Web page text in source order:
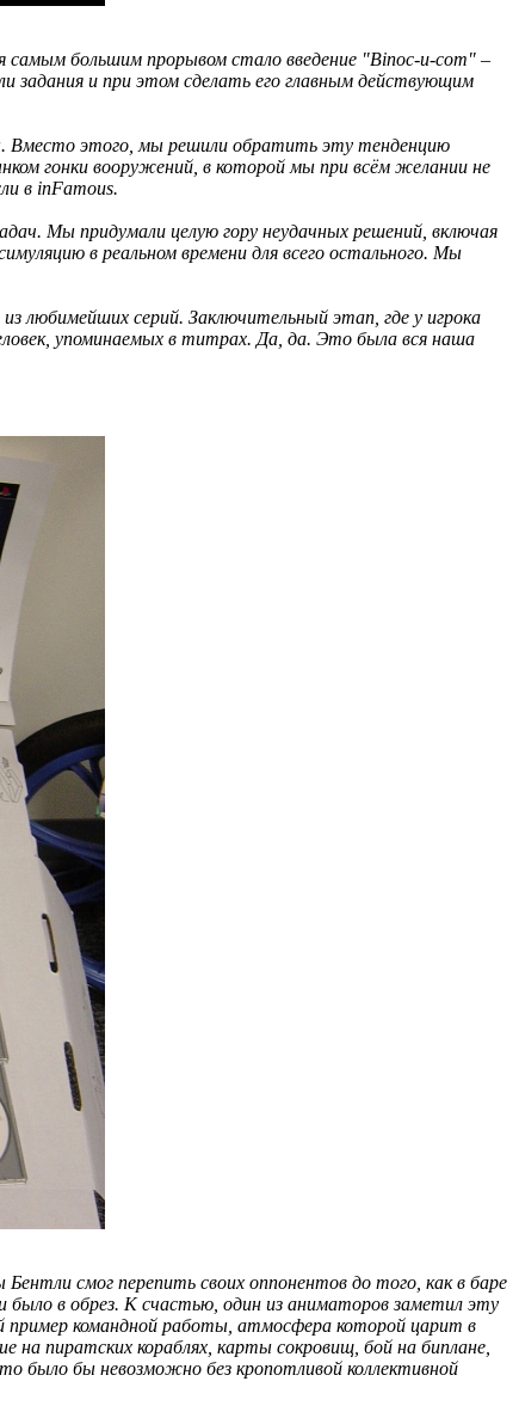
самым большим прорывом стало введение "Binoc-u-com" –
задания и при этом сделать его главным действующим
Вместо этого, мы решили обратить эту тенденцию
гонки вооружений, в которой мы при всём желании не
в inFamous.
Мы придумали целую гору неудачных решений, включая
в реальном времени для всего остального. Мы
любимейших серий. Заключительный этап, где у игрока
упоминаемых в титрах. Да, да. Это была вся наша
смог перепить своих оппонентов до того, как в баре
было в обрез. К счастью, один из аниматоров заметил эту
пример командной работы, атмосфера которой царит в
на пиратских кораблях, карты сокровищ, бой на биплане,
было бы невозможно без кропотливой коллективной